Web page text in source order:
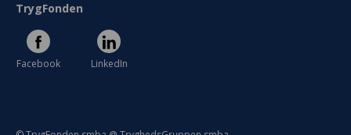
TrygFonden
Facebook LinkedIn